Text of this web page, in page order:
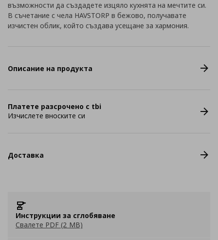
възможности да създадете изцяло кухнята на мечтите си.
В съчетание с чела HAVSTORP в бежово, получавате
изчистен облик, който създава усещане за хармония.
Описание на продукта
Платете разсрочено с tbi
Изчислете вноските си
Доставка
Инструкции за сглобяване
Свалете PDF (2 MB)